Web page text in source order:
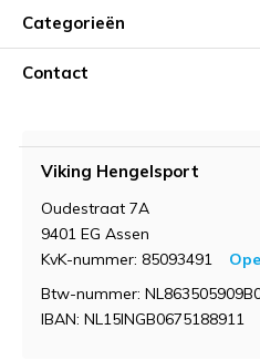
Categorieën
Contact
Viking Hengelsport
Oudestraat 7A
9401 EG Assen
KvK-nummer: 85093491
Btw-nummer:
IBAN: NL15INGB0675188911